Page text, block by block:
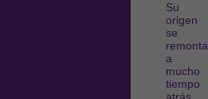
Su
origen
se
remonta
a
mucho
tiempo